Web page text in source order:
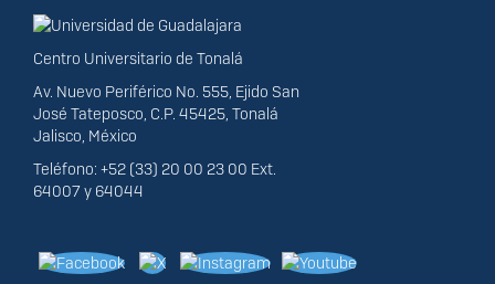
Información del
portal
Centro Universitario de Tonalá
Av. Nuevo Periférico No. 555, Ejido San
José Tateposco, C.P. 45425, Tonalá
Jalisco, México
Teléfono: +52 (33) 20 00 23 00 Ext.
64007 y 64044